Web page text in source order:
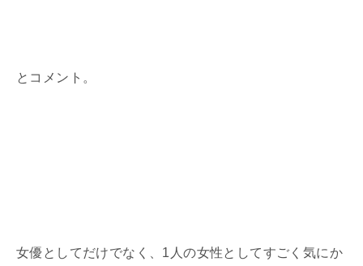
とコメント。
女優としてだけでなく、1人の女性としてすごく気にか